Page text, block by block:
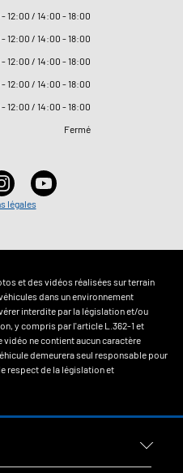
12:00 / 14:00 - 18:00
12:00 / 14:00 - 18:00
12:00 / 14:00 - 18:00
12:00 / 14:00 - 18:00
12:00 / 14:00 - 18:00
Fermé
légales
et des vidéos réalisées sur terrain
dans un environnement
interdite par la législation et/ou
y compris par l'article L.362-1 et
vidéo ne contient aucun caractère
demeurera seul responsable pour
respect de la législation et